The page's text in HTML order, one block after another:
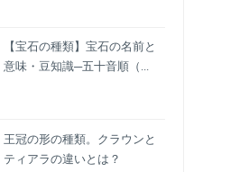
【宝石の種類】宝石の名前と
意味・豆知識─五十音順（...
王冠の形の種類。クラウンと
ティアラの違いとは？